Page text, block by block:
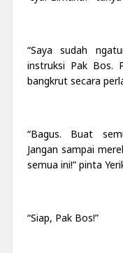
“Saya sudah
instruksi Pak Bos.
bangkrut secara
“Bagus. Buat
Jangan sampai
semua ini!” pinta
“Siap, Pak Bos!”